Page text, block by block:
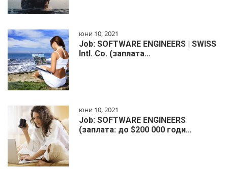
юни 10, 2021
Job: SOFTWARE ENGINEERS | SWISS
Intl. Co. (заплата…
юни 10, 2021
Job: SOFTWARE ENGINEERS
(заплата: до $200 000 годи…